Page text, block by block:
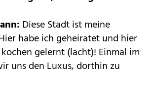
Diese Stadt ist meine
habe ich geheiratet und hier
gelernt (lacht)! Einmal im
uns den Luxus, dorthin zu